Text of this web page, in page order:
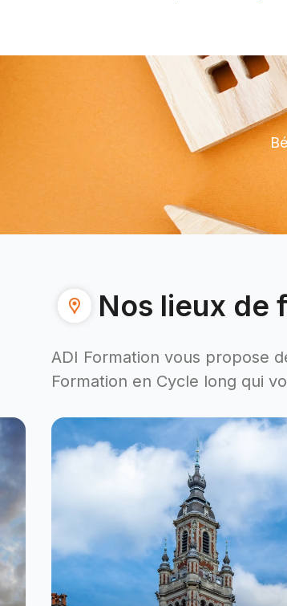
Nos lieux de
ADI Formation vous propose
Formation en Cycle long qui